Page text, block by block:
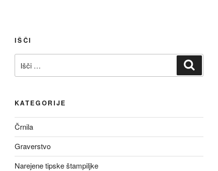
IŠČI
KATEGORIJE
Črnila
Graverstvo
Narejene tipske štampiljke